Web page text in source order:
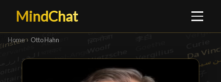
MindChat
Home › Otto Hahn